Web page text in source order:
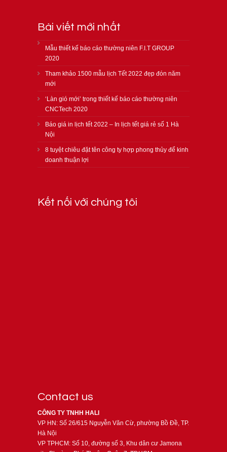
Bài viết mới nhất
Mẫu thiết kế báo cáo thường niên F.I.T GROUP
2020
Tham khảo 1500 mẫu lịch Tết 2022 đẹp đón năm
mới
‘Làn gió mới’ trong thiết kế báo cáo thường niên
CNCTech 2020
Báo giá in lịch tết 2022 – In lịch tết giá rẻ số 1 Hà
Nội
8 tuyệt chiêu đặt tên công ty hợp phong thủy để kinh
doanh thuận lợi
Kết nối với chúng tôi
Contact us
CÔNG TY TNHH HALI
VP HN: Số 26/615 Nguyễn Văn Cừ, phường Bồ Đề, TP.
Hà Nội
VP TPHCM: Số 10, đường số 3, Khu dân cư Jamona